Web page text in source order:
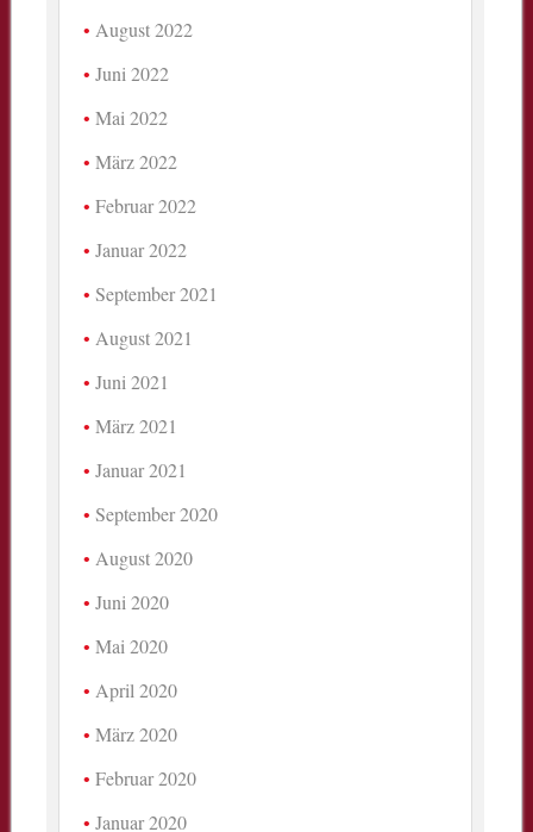
August 2022
Juni 2022
Mai 2022
März 2022
Februar 2022
Januar 2022
September 2021
August 2021
Juni 2021
März 2021
Januar 2021
September 2020
August 2020
Juni 2020
Mai 2020
April 2020
März 2020
Februar 2020
Januar 2020